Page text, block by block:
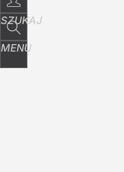
SZUKAJ
MENU